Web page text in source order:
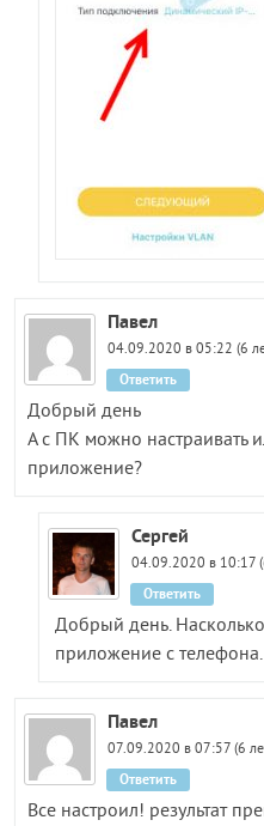
Павел
04.09.2020 в 05:22 (6
Добрый день
А с ПК можно настраивать
приложение?
Ответить
Сергей
04.09.2020 в 10:17
Добрый день.
приложение с телефона.
Ответить
Павел
07.09.2020 в 07:57 (6
Все настроил! результат
Ответить